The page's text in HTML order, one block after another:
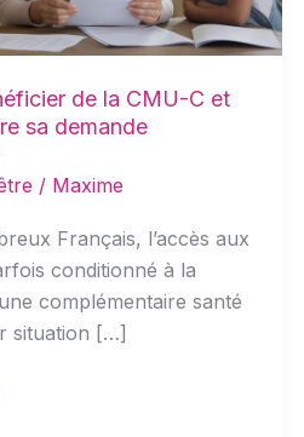
de la CMU-C et
sa demande
/ Maxime
Français, l’accès aux
conditionné à la
complémentaire santé
situation […]